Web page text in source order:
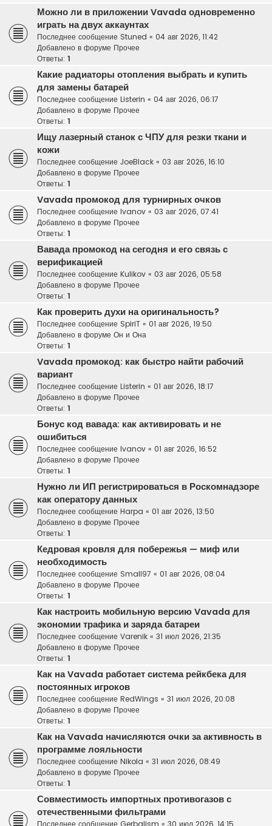
Можно ли в приложении Vavada одновременно
играть на двух аккаунтах
Последнее сообщение Stuned « 04 авг 2026, 11:42
Добавлено в форуме Прочее
Ответы: 1
Какие радиаторы отопления выбрать и купить
для замены батарей
Последнее сообщение Listerin « 04 авг 2026, 06:17
Добавлено в форуме Прочее
Ответы: 1
Ищу лазерный станок с ЧПУ для резки ткани и
кожи
Последнее сообщение JoeBlack « 03 авг 2026, 16:10
Добавлено в форуме Прочее
Ответы: 1
Vavada промокод для турнирных очков
Последнее сообщение Ivanov « 03 авг 2026, 07:41
Добавлено в форуме Прочее
Ответы: 1
Вавада промокод на сегодня и его связь с
верификацией
Последнее сообщение Kulikov « 03 авг 2026, 05:58
Добавлено в форуме Прочее
Ответы: 1
Как проверить духи на оригинальность?
Последнее сообщение SpiriT « 01 авг 2026, 19:50
Добавлено в форуме Он и Она
Ответы: 1
Vavada промокод: как быстро найти рабочий
вариант
Последнее сообщение Listerin « 01 авг 2026, 18:17
Добавлено в форуме Прочее
Ответы: 1
Бонус код вавада: как активировать и не
ошибиться
Последнее сообщение Ivanov « 01 авг 2026, 16:52
Добавлено в форуме Прочее
Ответы: 1
Нужно ли ИП регистрироваться в Роскомнадзоре
как оператору данных
Последнее сообщение Harpa « 01 авг 2026, 13:50
Добавлено в форуме Прочее
Ответы: 1
Кедровая кровля для побережья — миф или
необходимость
Последнее сообщение Small97 « 01 авг 2026, 08:04
Добавлено в форуме Прочее
Ответы: 1
Как настроить мобильную версию Vavada для
экономии трафика и заряда батареи
Последнее сообщение Varenik « 31 июл 2026, 21:35
Добавлено в форуме Прочее
Ответы: 1
Как на Vavada работает система рейкбека для
постоянных игроков
Последнее сообщение RedWings « 31 июл 2026, 20:08
Добавлено в форуме Прочее
Ответы: 1
Как на Vavada начисляются очки за активность в
программе лояльности
Последнее сообщение Nikola « 31 июл 2026, 08:49
Добавлено в форуме Прочее
Ответы: 1
Совместимость импортных противогазов с
отечественными фильтрами